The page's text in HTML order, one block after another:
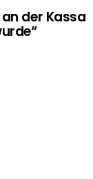
an der Kassa